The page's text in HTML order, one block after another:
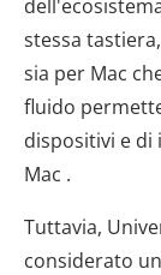
stessa
sia per Mac
fluido
dispositivi e
Mac .
Tuttavia,
considerato